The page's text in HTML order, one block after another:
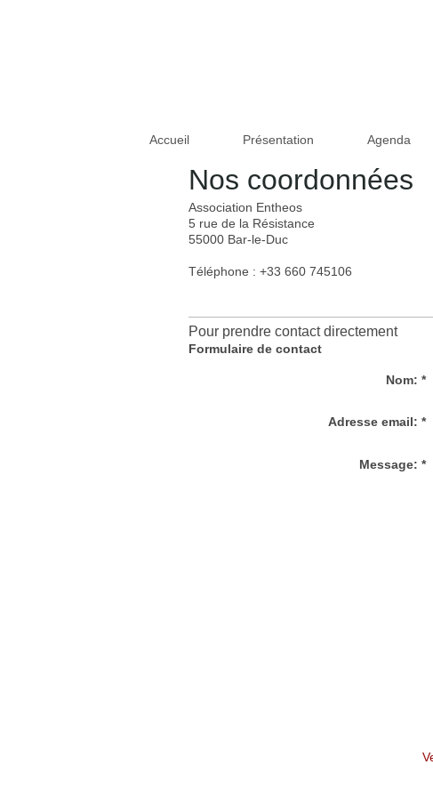
Accueil Présentation Agenda
Nos coordonnées
Association Entheos
5 rue de la Résistance
55000 Bar-le-Duc
Téléphone : +33 660 745106
Pour prendre contact directement
Formulaire de contact
Nom: *
Adresse email: *
Message: *